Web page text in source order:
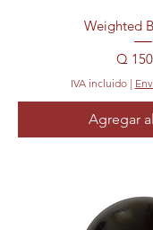
Weighted
Q
IVA incluido|
Agregar